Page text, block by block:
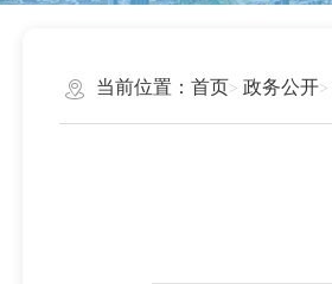
当前位置： 首页 政务公开